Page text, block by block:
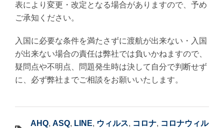
表により変更・改定となる場合がありますので、予め
ご承知ください。
入国に必要な条件を満たさずに渡航が出来ない・入国
が出来ない場合の責任は弊社では負いかねますので、
疑問点や不明点、問題発生時は決して自分で判断せず
に、必ず弊社までご相談をお願いいたします。
AHQ, ASQ, LINE, ウィルス, コロナ, コロナウィル